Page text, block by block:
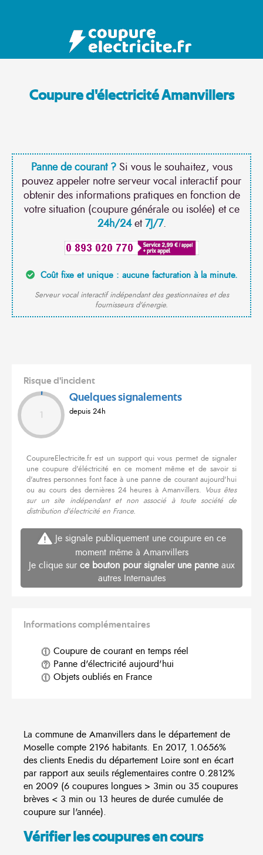
Coupure d'électricité Amanvillers
Panne de courant ?Si vous le souhaitez, vous
pouvez appeler notre serveur vocal interactif pour
obtenir des informations pratiques en fonction de
votre situation (coupure générale ou isolée) et ce
24h/24et7J/7.
Coût fixe et unique : aucune facturation à la minute.
Serveur vocal interactif indépendant des gestionnaires et des
fournisseurs d'énergie.
Risque d'incident
1
Quelques signalements
depuis 24h
CoupureElectricite.fr est un support qui vous permet de signaler
une coupure d'éléctricité en ce moment même et de savoir si
d'autres personnes font face à une panne de courant aujourd'hui
ou au cours des dernières 24 heures à Amanvillers. Vous êtes
sur un site indépendant et non associé à toute société de
distribution d'électricité en France.
Je signale publiquement une coupure en ce
moment même à Amanvillers
Je clique sur ce bouton pour signaler une panneaux
autres Internautes
Informations complémentaires
Coupure de courant en temps réel
Panne d'électricité aujourd'hui
Objets oubliés en France
La commune de Amanvillers dans le département de
Moselle compte 2196 habitants. En 2017, 1.0656%
des clients Enedis du département Loire sont en écart
par rapport aux seuils réglementaires contre 0.2812%
en 2009 (6 coupures longues > 3min ou 35 coupures
brèves < 3 min ou 13 heures de durée cumulée de
coupure sur l'année).
Vérifier les coupures en cours